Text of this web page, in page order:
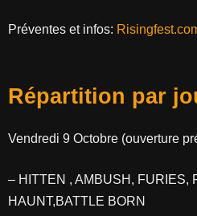
Préventes et infos:
Répartition par
Vendredi 9 Octobre (ouverture
– HITTEN , AMBUSH, FURIES,
HAUNT,BATTLE BORN